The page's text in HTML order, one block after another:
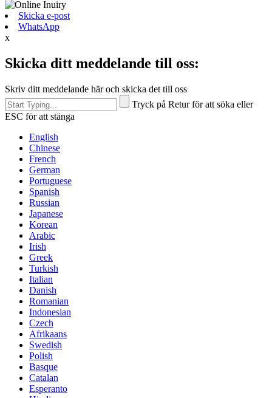
Skicka e-post
WhatsApp
x
Skicka ditt meddelande till oss:
Skriv ditt meddelande här och skicka det till oss
Tryck på Retur för att söka eller
ESC för att stänga
English
Chinese
French
German
Portuguese
Spanish
Russian
Japanese
Korean
Arabic
Irish
Greek
Turkish
Italian
Danish
Romanian
Indonesian
Czech
Afrikaans
Swedish
Polish
Basque
Catalan
Esperanto